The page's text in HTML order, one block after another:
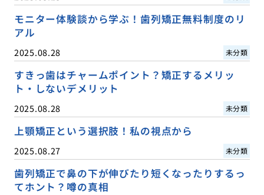
モニター体験談から学ぶ！歯列矯正無料制度のリ
アル
2025.08.28 未分類
すきっ歯はチャームポイント？矯正するメリッ
ト・しないデメリット
2025.08.28 未分類
上顎矯正という選択肢！私の視点から
2025.08.27 未分類
歯列矯正で鼻の下が伸びたり短くなったりするっ
てホント？噂の真相